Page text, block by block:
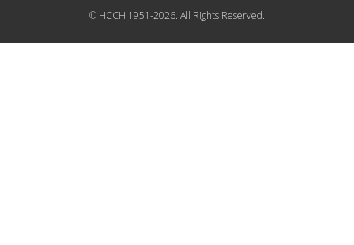
© HCCH 1951-2026. All Rights Reserved.